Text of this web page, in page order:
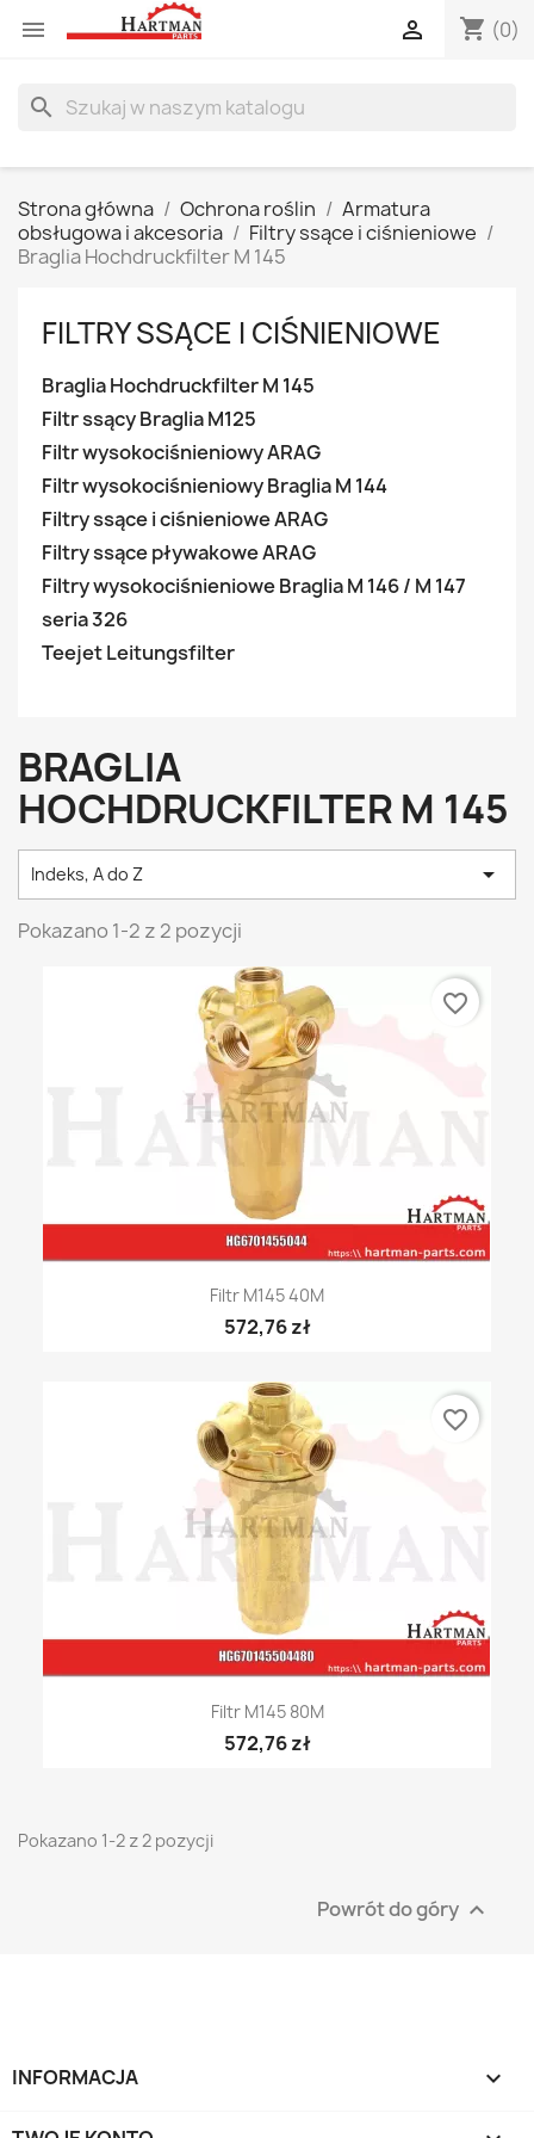
 shopping_cart (0)

search
Strona główna Ochrona roślin
Armatura
obsługowa i akcesoria
Filtry ssące i ciśnieniowe
Braglia Hochdruckfilter M 145
FILTRY SSĄCE I CIŚNIENIOWE
Braglia Hochdruckfilter M 145
Filtr ssący Braglia M125
Filtr wysokociśnieniowy ARAG
Filtr wysokociśnieniowy Braglia M 144
Filtry ssące i ciśnieniowe ARAG
Filtry ssące pływakowe ARAG
Filtry wysokociśnieniowe Braglia M 146 / M 147
seria 326
Teejet Leitungsfilter
BRAGLIA
HOCHDRUCKFILTER M 145
Indeks, A do Z 
Pokazano 1-2 z 2 pozycji
Filtr M145 40M
572,76 zł
favorite_border
Filtr M145 80M
572,76 zł
favorite_border
Pokazano 1-2 z 2 pozycji
Powrót do góry 
INFORMACJA 